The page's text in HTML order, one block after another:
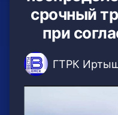
срочный
при
ГТРК